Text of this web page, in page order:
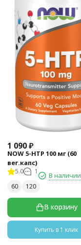
1 090₽
NOW 5-HTP 100 мг (60
вег.капс)
5.0 1 В наличии
60 120
В корзину
Купить в 1 клик